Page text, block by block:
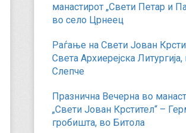
манастирот „Свети Петар и
во село Црнеец
Раѓање на Свети Јован
Света Архиерејска Литургија,
Слепче
Празнична Вечерна во
„Свети Јован Крстител“ –
гробишта, во Битола